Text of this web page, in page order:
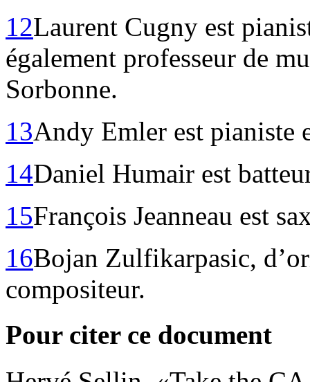
12Laurent Cugny est
également professeur de
Sorbonne.
13Andy Emler est pianiste
14Daniel Humair est
15François Jeanneau est
16Bojan Zulfikarpasic,
compositeur.
Pour citer ce document